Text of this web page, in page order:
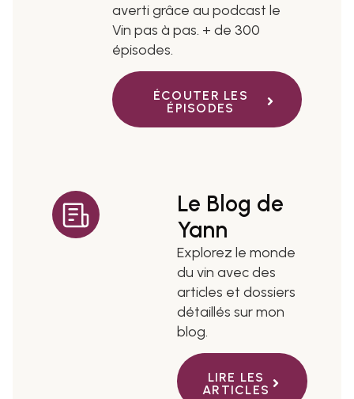
averti grâce au podcast le
Vin pas à pas. + de 300
épisodes.
ÉCOUTER LES
ÉPISODES
Le Blog de
Yann
Explorez le monde
du vin avec des
articles et dossiers
détaillés sur mon
blog.
LIRE LES
ARTICLES